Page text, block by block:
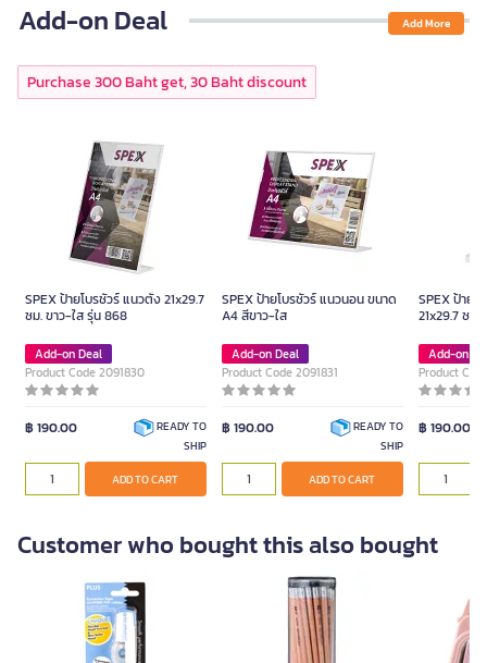
Add-on Deal Add More
Purchase 300 Baht get, 30 Baht discount
SPEX ป้ายโบรชัวร์ แนวตั้ง 21x29.7
ซม. ขาว-ใส รุ่น 868
Add-on Deal
Product Code 2091830
฿ 190.00
READY TO
SHIP
ADD TO CART
SPEX ป้ายโบรชัวร์ แนวนอน ขนาด
A4 สีขาว-ใส
Add-on Deal
Product Code 2091831
฿ 190.00
READY TO
SHIP
ADD TO CART
SPEX ป้าย
21x29.7 ซม.
Add-on
Product
฿ 190.00
Customer who bought this also bought